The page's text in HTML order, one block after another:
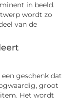
in beeld.
wordt zo
van de
geschenk dat
groot
Het wordt